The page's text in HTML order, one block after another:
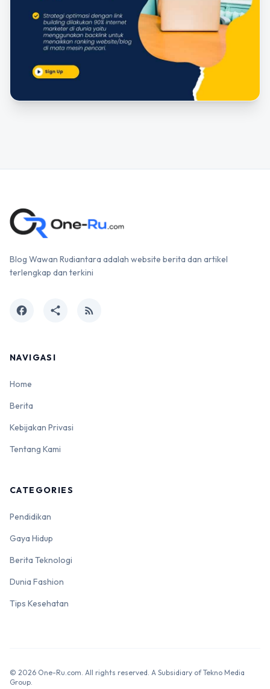
Blog Wawan Rudiantara adalah website berita dan artikel
terlengkap dan terkini
facebook share rss_feed
NAVIGASI
Home
Berita
Kebijakan Privasi
Tentang Kami
CATEGORIES
Pendidikan
Gaya Hidup
Berita Teknologi
Dunia Fashion
Tips Kesehatan
© 2026 One-Ru.com. All rights reserved. A Subsidiary of Tekno Media
Group.